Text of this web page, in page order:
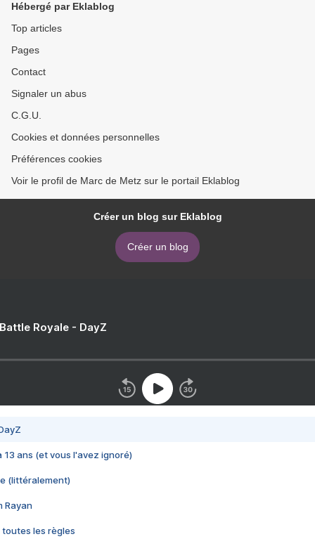
Hébergé par Eklablog
Top articles
Pages
Contact
Signaler un abus
C.G.U.
Cookies et données personnelles
Préférences cookies
Voir le profil de Marc de Metz sur le portail Eklablog
Créer un blog sur Eklablog
Créer un blog
Royale - DayZ
13 ans (et vous l'avez ignoré)
(littéralement)
Rayan
toutes les règles